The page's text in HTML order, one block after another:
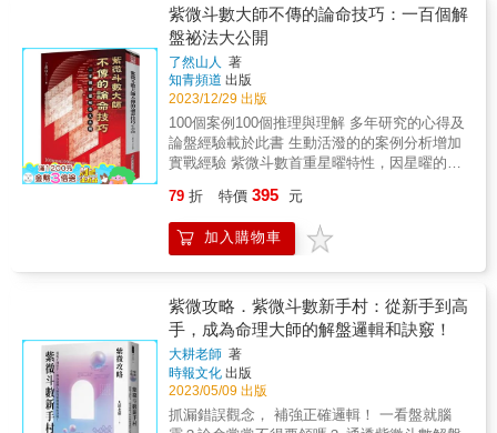
家，如何顧念親情，同時成就自己的事業心？
因為命理師誤導而賠掉上億身家的超級業務
員，命盤上有哪些隱藏的陷阱？該如何解讀？
結婚四次離婚四次，卻想再度進入婚姻的女
人，到底是什麼樣的盤象讓她一生追求家
庭？！&hellip;&hellip; & 生命的失去與獲得，
關係的疏離與親近，改變的時機與方法，都在
一張小小的命盤上被看見。 本書實錄大耕老
師遇見的六張經典命盤，傳授【專業論命手
法】和【依據命盤改運的策略】 就算在人生路
其他出路──只要你自己願意改變 & 書中以六張
命盤背後的真實故事為引子，細細道出人生運
途的曲折與希望所在。藉由俯瞰他人的命盤和
定、一生的功課，為運勢起迭做好準備。更重
要的是，反思自己想要活出哪一種人生，在不
完美的人生中，做出完美的選擇。 & 對於斗數
學習者來說，本書每一張命盤都有學習點，教
你將盤象對應到真實人生情節，對熟練解盤與
論命有非常大的助益： ‧從命盤抓出問題點的訣
紫微斗數大師不傳的論命技巧：一百個解
盤祕法大公開
了然山人
著
知青頻道 出版
2023/12/29 出版
100個案例100個推理與理解 多年研究的心得及
論盤經驗載於此書 生動活潑的的案例分析增加
實戰經驗 紫微斗數首重星曜特性，因星曜的特
微斗數絕對都以組合星系居多（如：殺破狼、
機月同梁等格局）絕非單宮單星能論的出來，
為利於學者，山人特將各宮判識重點以條列式
潑的實例分析，增加同學的實戰經驗。 &
79 折 特價 395 元
加入購物車
紫微攻略．紫微斗數新手村：從新手到高
手，成為命理大師的解盤邏輯和訣竅！
大耕老師 著
時報文化 出版
2023/05/09 出版
抓漏錯誤觀念， 補強正確邏輯！ 一看盤就腦